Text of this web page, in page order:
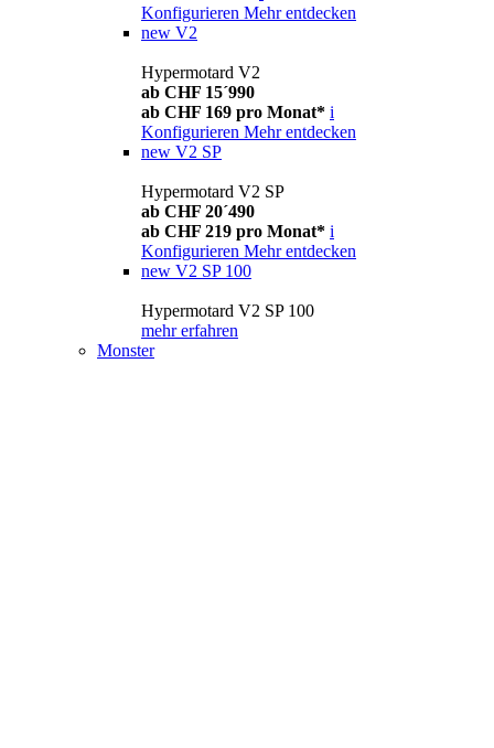
Konfigurieren Mehr entdecken
new V2
Hypermotard V2
ab CHF 15´990
ab CHF 169 pro Monat* i
Konfigurieren Mehr entdecken
new V2 SP
Hypermotard V2 SP
ab CHF 20´490
ab CHF 219 pro Monat* i
Konfigurieren Mehr entdecken
new V2 SP 100
Hypermotard V2 SP 100
mehr erfahren
Monster